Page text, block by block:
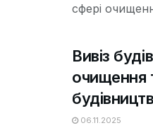
сфері
Вивіз
очищення
06.11.2025